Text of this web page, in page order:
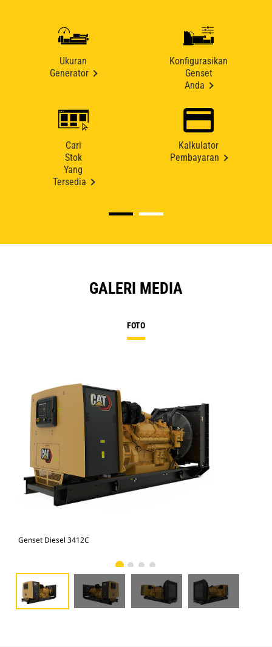
Ukuran
Generator
Konfigurasikan
Genset
Anda
Cari
Stok
Yang
Tersedia
Kalkulator
Pembayaran
GALERI MEDIA
FOTO
Genset Diesel 3412C